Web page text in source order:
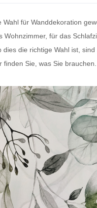
für Wanddekoration
für das
die richtige Wahl ist, sind
Sie, was Sie brauchen.